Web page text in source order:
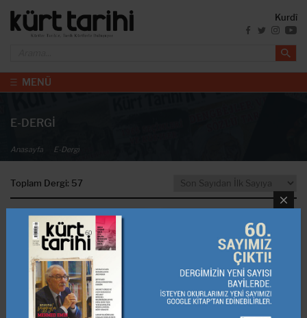
Kurdî
MENÜ
E-DERGİ
Anasayfa E-Dergi̇
Toplam Dergi: 57